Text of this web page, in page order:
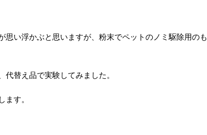
い浮かぶと思いますが、粉末でペットのノミ駆除用のも
替え品で実験してみました。
ます。